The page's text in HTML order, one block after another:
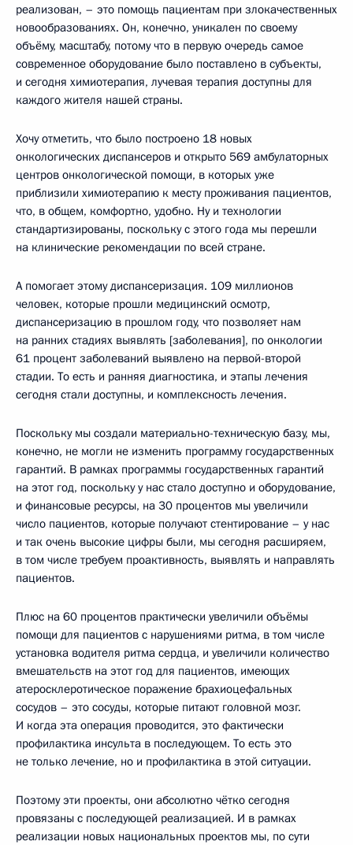
реализован, – это помощь пациентам при злокачественных
новообразованиях. Он, конечно, уникален по своему
объёму, масштабу, потому что в первую очередь самое
современное оборудование было поставлено в субъекты,
и сегодня химиотерапия, лучевая терапия доступны для
каждого жителя нашей страны.
Хочу отметить, что было построено 18 новых
онкологических диспансеров и открыто 569 амбулаторных
центров онкологической помощи, в которых уже
приблизили химиотерапию к месту проживания пациентов,
что, в общем, комфортно, удобно. Ну и технологии
стандартизированы, поскольку с этого года мы перешли
на клинические рекомендации по всей стране.
А помогает этому диспансеризация. 109 миллионов
человек, которые прошли медицинский осмотр,
диспансеризацию в прошлом году, что позволяет нам
на ранних стадиях выявлять [заболевания], по онкологии
61 процент заболеваний выявлено на первой-второй
стадии. То есть и ранняя диагностика, и этапы лечения
сегодня стали доступны, и комплексность лечения.
Поскольку мы создали материально-техническую базу, мы,
конечно, не могли не изменить программу государственных
гарантий. В рамках программы государственных гарантий
на этот год, поскольку у нас стало доступно и оборудование,
и финансовые ресурсы, на 30 процентов мы увеличили
число пациентов, которые получают стентирование – у нас
и так очень высокие цифры были, мы сегодня расширяем,
в том числе требуем проактивность, выявлять и направлять
пациентов.
Плюс на 60 процентов практически увеличили объёмы
помощи для пациентов с нарушениями ритма, в том числе
установка водителя ритма сердца, и увеличили количество
вмешательств на этот год для пациентов, имеющих
атеросклеротическое поражение брахиоцефальных
сосудов – это сосуды, которые питают головной мозг.
И когда эта операция проводится, это фактически
профилактика инсульта в последующем. То есть это
не только лечение, но и профилактика в этой ситуации.
Поэтому эти проекты, они абсолютно чётко сегодня
провязаны с последующей реализацией. И в рамках
реализации новых национальных проектов мы, по сути